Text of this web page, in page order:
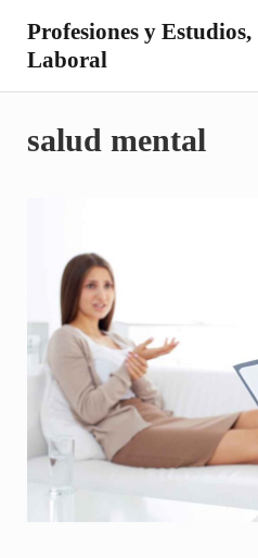
Profesiones y
Laboral
salud mental